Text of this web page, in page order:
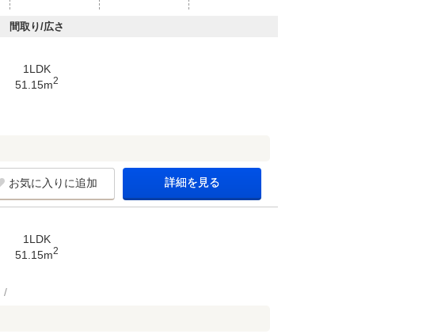
間取り/広さ
1LDK
51.15m2
お気に入りに追加 詳細を見る
1LDK
51.15m2